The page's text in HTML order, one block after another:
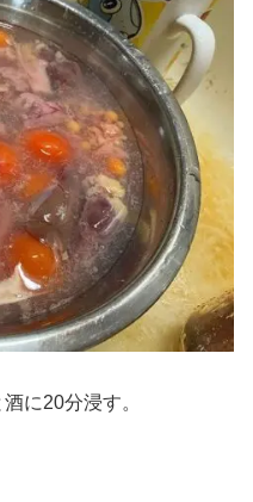
に20分浸す。